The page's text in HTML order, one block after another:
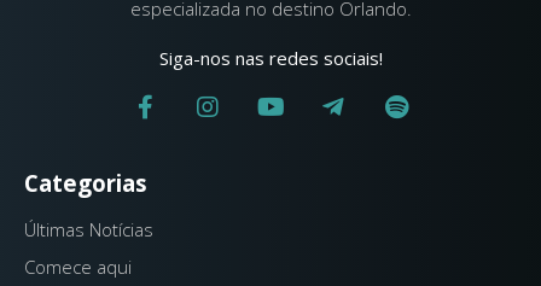
especializada no destino Orlando.
Siga-nos nas redes sociais!
Categorias
Últimas Notícias
Comece aqui